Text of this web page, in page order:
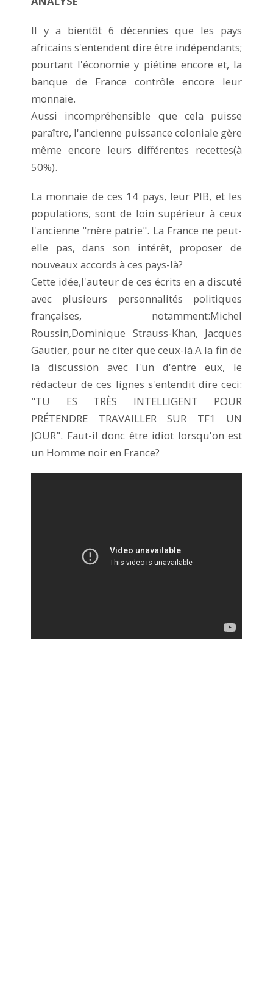
Il y a bientôt 6 décennies que les pays
africains s'entendent dire être indépendants;
pourtant l'économie y piétine encore et, la
banque de France contrôle encore leur
monnaie.
Aussi incompréhensible que cela puisse
paraître, l'ancienne puissance coloniale gère
même encore leurs différentes recettes(à
50%).
La monnaie de ces 14 pays, leur PIB, et les
populations, sont de loin supérieur à ceux
l'ancienne "mère patrie". La France ne peut-
elle pas, dans son intérêt, proposer de
nouveaux accords à ces pays-là?
Cette idée,l'auteur de ces écrits en a discuté
avec plusieurs personnalités politiques
françaises, notamment:Michel
Roussin,Dominique Strauss-Khan, Jacques
Gautier, pour ne citer que ceux-là.A la fin de
la discussion avec l'un d'entre eux, le
rédacteur de ces lignes s'entendit dire ceci:
"TU ES TRÈS INTELLIGENT POUR
PRÉTENDRE TRAVAILLER SUR TF1 UN
JOUR". Faut-il donc être idiot lorsqu'on est
un Homme noir en France?